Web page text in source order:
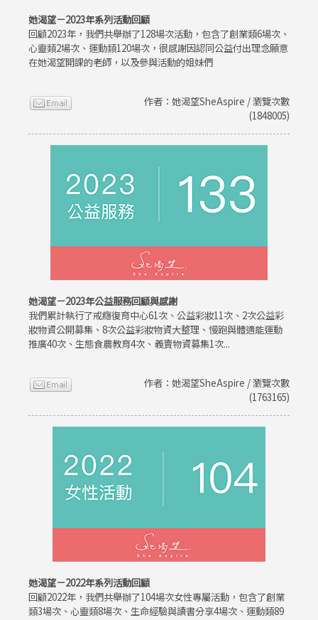
她渴望－2023年系列活動回顧
回顧2023年，我們共舉辦了128場次活動，包含了創業類6場次、
心靈類2場次、運動類120場次，很感謝因認同公益付出理念願意
在她渴望開課的老師，以及參與活動的姐妹們
作者：她渴望SheAspire / 瀏覽次數
(1848005)
她渴望－2023年公益服務回顧與感謝
我們累計執行了戒癮復育中心61次、公益彩妝11次、2次公益彩
妝物資公開募集、8次公益彩妝物資大整理、慢跑與體適能運動
推廣40次、生態食農教育4次、義賣物資募集1次...
作者：她渴望SheAspire / 瀏覽次數
(1763165)
她渴望－2022年系列活動回顧
回顧2022年，我們共舉辦了104場次女性專屬活動，包含了創業
類3場次、心靈類8場次、生命經驗與讀書分享4場次、運動類89